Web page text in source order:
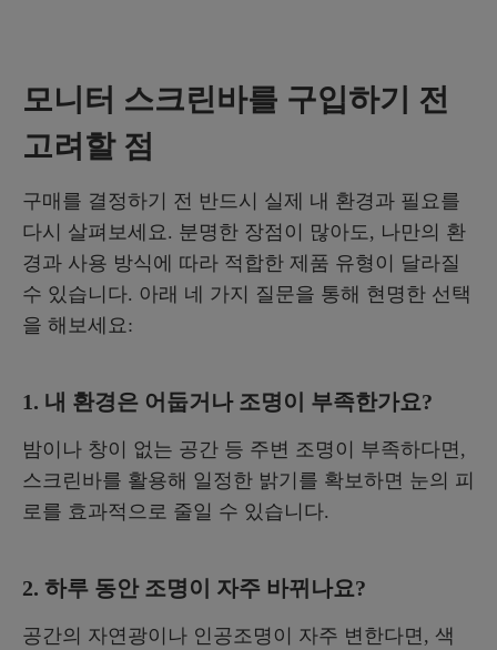
모니터 스크린바를 구입하기 전
고려할 점
구매를 결정하기 전 반드시 실제 내 환경과 필요를
다시 살펴보세요. 분명한 장점이 많아도, 나만의 환
경과 사용 방식에 따라 적합한 제품 유형이 달라질
수 있습니다. 아래 네 가지 질문을 통해 현명한 선택
을 해보세요:
1. 내 환경은 어둡거나 조명이 부족한가요?
밤이나 창이 없는 공간 등 주변 조명이 부족하다면,
스크린바를 활용해 일정한 밝기를 확보하면 눈의 피
로를 효과적으로 줄일 수 있습니다.
2. 하루 동안 조명이 자주 바뀌나요?
공간의 자연광이나 인공조명이 자주 변한다면, 색